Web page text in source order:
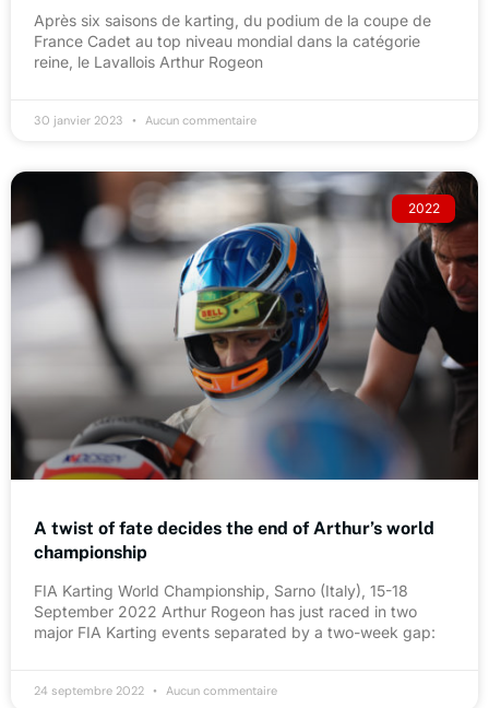
Après six saisons de karting, du podium de la coupe de
France Cadet au top niveau mondial dans la catégorie
reine, le Lavallois Arthur Rogeon
30 janvier 2023 Aucun commentaire
2022
A twist of fate decides the end of Arthur’s world
championship
FIA Karting World Championship, Sarno (Italy), 15-18
September 2022 Arthur Rogeon has just raced in two
major FIA Karting events separated by a two-week gap:
24 septembre 2022 Aucun commentaire